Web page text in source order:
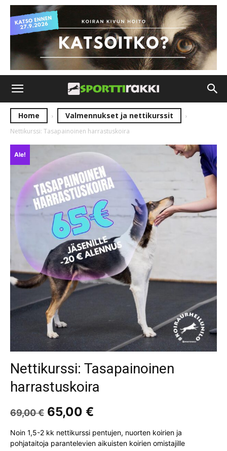
Home Valmennukset ja nettikurssit
Nettikurssi: Tasapainoinen harrastuskoira
Ale!
Nettikurssi: Tasapainoinen
harrastuskoira
69,00€ Alkuperäinen
hinta
oli:
69,00 €.
65,00 €
on:
65,00 €.
Noin 1,5-2 kk nettikurssi pentujen, nuorten koirien ja
pohjataitoja parantelevien aikuisten koirien omistajille